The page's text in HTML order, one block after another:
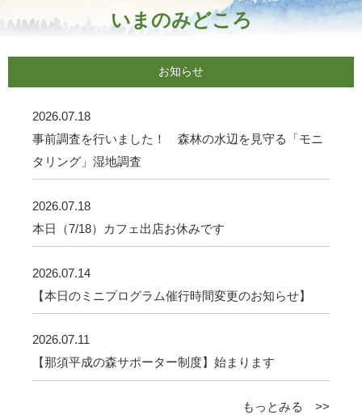
いまのみどころ
お知らせ
2026.07.18
事前調査を行いました！ 森林の水辺を見守る「モニ
タリング」湿地調査
2026.07.18
本日（7/18）カフェ出店お休みです
2026.07.14
【本日のミニプログラム催行時間変更のお知らせ】
2026.07.11
【那須平成の森サポーター制度】始まります
もっとみる >>